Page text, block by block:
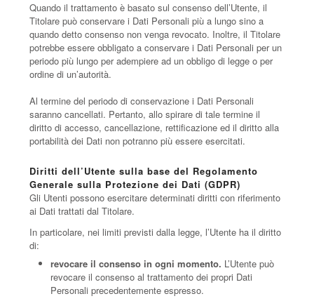
Quando il trattamento è basato sul consenso dell’Utente, il
Titolare può conservare i Dati Personali più a lungo sino a
quando detto consenso non venga revocato. Inoltre, il Titolare
potrebbe essere obbligato a conservare i Dati Personali per un
periodo più lungo per adempiere ad un obbligo di legge o per
ordine di un’autorità.
Al termine del periodo di conservazione i Dati Personali
saranno cancellati. Pertanto, allo spirare di tale termine il
diritto di accesso, cancellazione, rettificazione ed il diritto alla
portabilità dei Dati non potranno più essere esercitati.
Diritti dell’Utente sulla base del Regolamento
Generale sulla Protezione dei Dati (GDPR)
Gli Utenti possono esercitare determinati diritti con riferimento
ai Dati trattati dal Titolare.
In particolare, nei limiti previsti dalla legge, l’Utente ha il diritto
di:
revocare il consenso in ogni momento. L’Utente può
revocare il consenso al trattamento dei propri Dati
Personali precedentemente espresso.